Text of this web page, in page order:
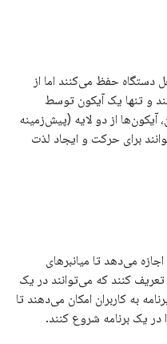
دستگاه حفظ می‌کنند اما از
و تنها یک آیکون توسط
آیکون‌ها از دو لایه (پیش‌زمینه
برای حرکت و ایجاد لذت
اجازه می‌دهد تا میانبرهای
کنند که می‌توانند در یک
به کاربران امکان می‌دهند تا
یک برنامه شروع کنند.